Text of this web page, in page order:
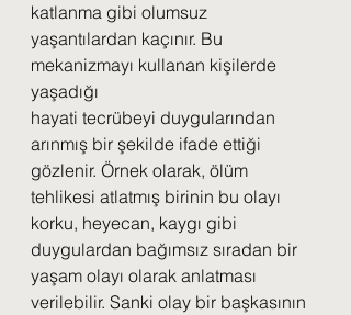
katlanma gibi olumsuz
yaşantılardan kaçınır. Bu
mekanizmayı kullanan kişilerde
yaşadığı
hayati tecrübeyi duygularından
arınmış bir şekilde ifade ettiği
gözlenir. Örnek olarak, ölüm
tehlikesi atlatmış birinin bu olayı
korku, heyecan, kaygı gibi
duygulardan bağımsız sıradan bir
yaşam olayı olarak anlatması
verilebilir. Sanki olay bir başkasının